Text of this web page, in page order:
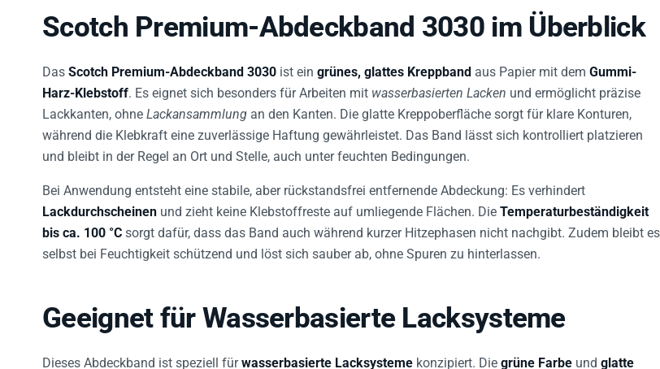
Scotch Premium-Abdeckband 3030 im Überblick
Das Scotch Premium-Abdeckband 3030 ist ein grünes, glattes Kreppband aus Papier mit dem Gummi-
Harz-Klebstoff . Es eignet sich besonders für Arbeiten mit wasserbasierten Lacken und ermöglicht präzise
Lackkanten, ohne Lackansammlung an den Kanten. Die glatte Kreppoberfläche sorgt für klare Konturen,
während die Klebkraft eine zuverlässige Haftung gewährleistet. Das Band lässt sich kontrolliert platzieren
und bleibt in der Regel an Ort und Stelle, auch unter feuchten Bedingungen.
Bei Anwendung entsteht eine stabile, aber rückstandsfrei entfernende Abdeckung: Es verhindert
Lackdurchscheinen und zieht keine Klebstoffreste auf umliegende Flächen. Die Temperaturbeständigkeit
bis ca. 100 °C sorgt dafür, dass das Band auch während kurzer Hitzephasen nicht nachgibt. Zudem bleibt es
selbst bei Feuchtigkeit schützend und löst sich sauber ab, ohne Spuren zu hinterlassen.
Geeignet für Wasserbasierte Lacksysteme
Dieses Abdeckband ist speziell fürwasserbasierte Lacksysteme konzipiert. Die grüne Farbe und glatte